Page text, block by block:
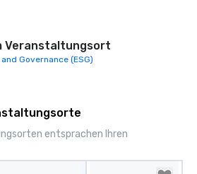
Veranstaltungsort
Governance (ESG)
entsprachen Ihren